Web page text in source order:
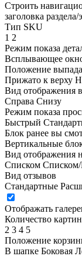
Строить
заголовка
Тип SKU
1 2
Режим показа
Всплывающее
Положение
Прижато к верху
Вид отображения
Справа Снизу
Режим показа
Быстрый
Блок ранее вы
Вертикальные
Вид отображения
Списком Списком/
Вид отзывов
Стандартные
Отображать
Количество
2 3 4 5
Положение
В шапке Боковая